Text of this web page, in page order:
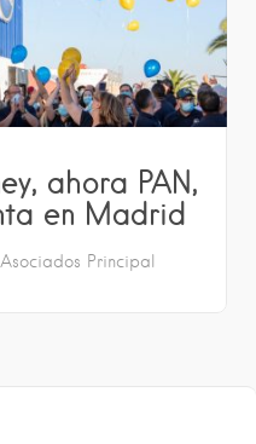
ahora PAN,
en Madrid
Principal